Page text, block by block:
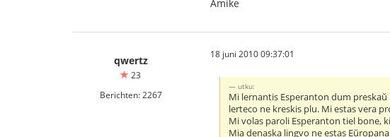
Amike
qwertz
23
Berichten: 2267
18 juni 2010 09:37:01
utku:
Mi lernantis Esperanton dum
lerteco ne kreskis plu. Mi estas vera
Mi volas paroli Esperanton tiel bone,
Mia denaska lingvo ne estas